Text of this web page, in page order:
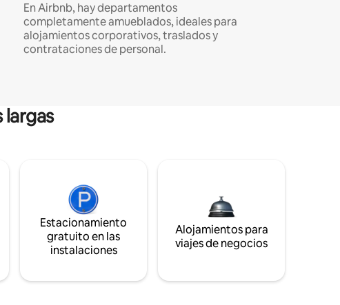
En Airbnb, hay departamentos
completamente amueblados, ideales para
alojamientos corporativos, traslados y
contrataciones de personal.
largas
Estacionamiento
gratuito en las
instalaciones
Alojamientos para
viajes de negocios